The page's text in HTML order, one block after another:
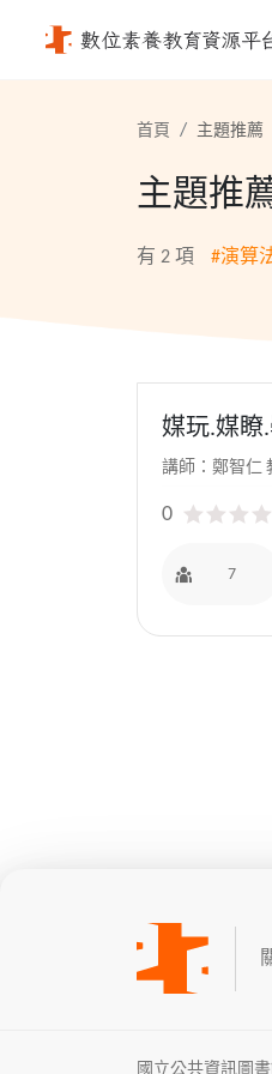
首頁 主題推薦
主題推
有 2 項 #演算
媒玩.媒瞭.
師研習(寒
講師：鄭智仁
0
7
國立公共資訊圖書